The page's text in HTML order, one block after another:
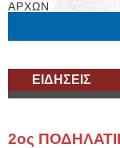
ΑΡΧΩΝ
ΕΙΔΗΣΕΙΣ
2ος